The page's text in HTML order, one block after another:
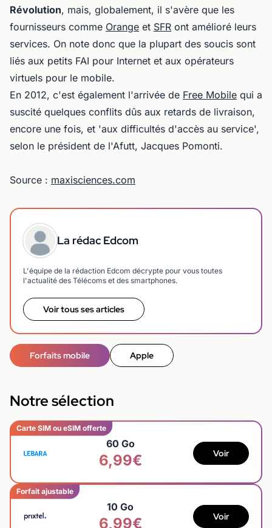
Révolution, mais, globalement, il s'avère que les
fournisseurs comme Orange et SFR ont amélioré leurs
services. On note donc que la plupart des soucis sont
liés aux petits FAI pour Internet et aux opérateurs
virtuels pour le mobile.
En 2012, c'est également l'arrivée de Free Mobile qui a
suscité quelques conflits dûs aux retards de livraison,
encore une fois, et 'aux difficultés d'accès au service',
selon le président de l'Afutt, Jacques Pomonti.
Source : maxisciences.com
La rédac Edcom
L'équipe de la rédaction Edcom décrypte pour vous toutes
l'actualité des Télécoms et des smartphones.
Voir tous ses articles
Forfaits mobile Apple
Notre sélection
Carte SIM ou eSIM offerte
60 Go
6,99€ Voir
Forfait ajustable
10 Go
6,99€ Voir